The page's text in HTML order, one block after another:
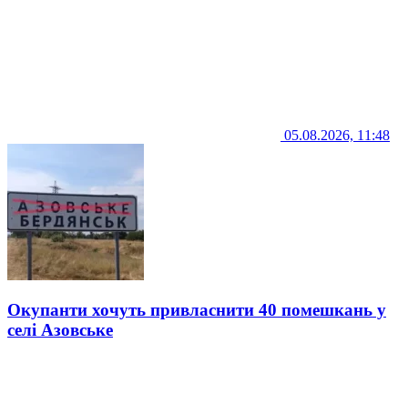
05.08.2026, 11:48
Окупанти хочуть привласнити 40 помешкань у
селі Азовське